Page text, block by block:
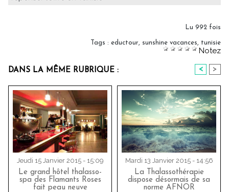
Lu 992 fois
Tags : eductour sunshine vacances tunisie
Notez
DANS LA MÊME RUBRIQUE : < >
Jeudi 15 Janvier 2015 - 15:09
Le grand hôtel thalasso-
spa des Flamants Roses
fait peau neuve
Mardi 13 Janvier 2015 - 14:56
La Thalassothérapie
dispose désormais de sa
norme AFNOR